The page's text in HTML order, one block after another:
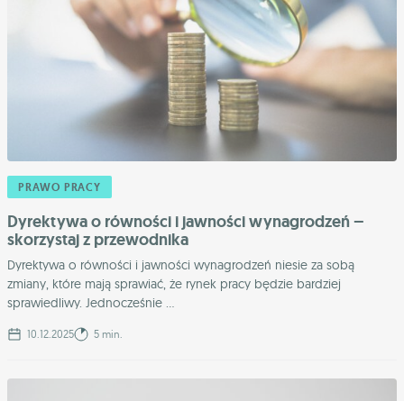
PRAWO PRACY
Dyrektywa o równości i jawności wynagrodzeń –
skorzystaj z przewodnika
Dyrektywa o równości i jawności wynagrodzeń niesie za sobą
zmiany, które mają sprawiać, że rynek pracy będzie bardziej
sprawiedliwy. Jednocześnie ...
10.12.2025 5 min.